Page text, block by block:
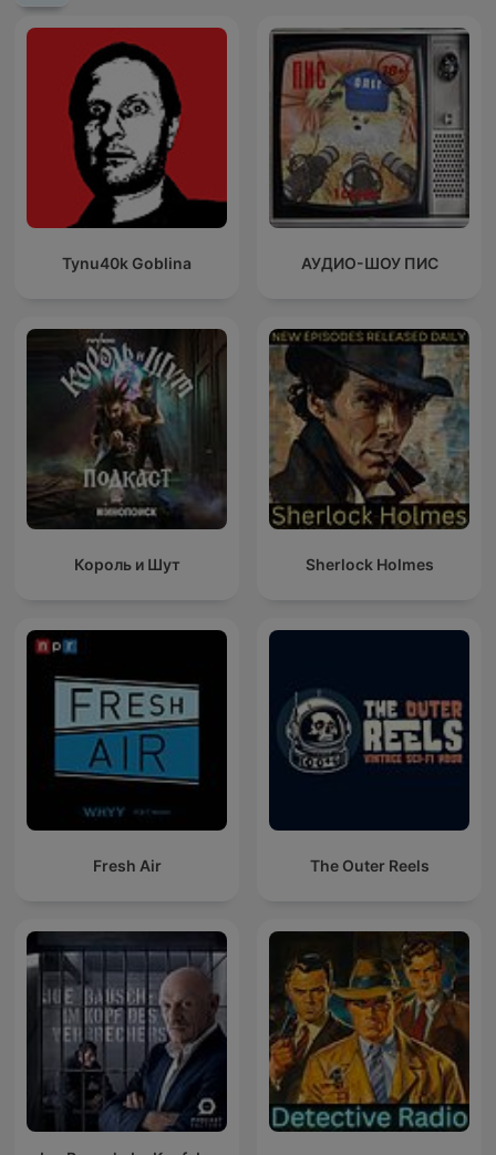
Tynu40k Goblina АУДИО-ШОУ ПИС
Король и Шут Sherlock Holmes
Fresh Air The Outer Reels